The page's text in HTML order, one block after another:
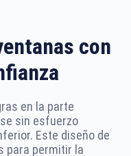
con
en la parte
sin esfuerzo
Este diseño de
para permitir la